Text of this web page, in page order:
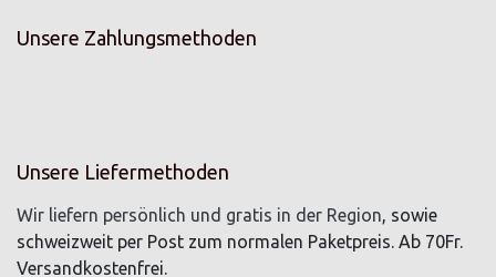
Unsere Zahlungsmethoden
Unsere Liefermethoden
Wir liefern persönlich und gratis in der Region, sowie
schweizweit per Post zum normalen Paketpreis. Ab 70Fr.
Versandkostenfrei.